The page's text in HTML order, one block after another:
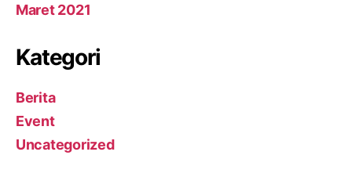
Maret 2021
Kategori
Berita
Event
Uncategorized